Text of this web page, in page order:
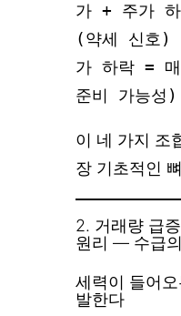
가 + 주가
(약세 신호)
가 하락 =
준비 가능성)
이 네 가지 조
장 기초적인
2. 거래량 급
원리 — 수급
세력이 들어
발한다